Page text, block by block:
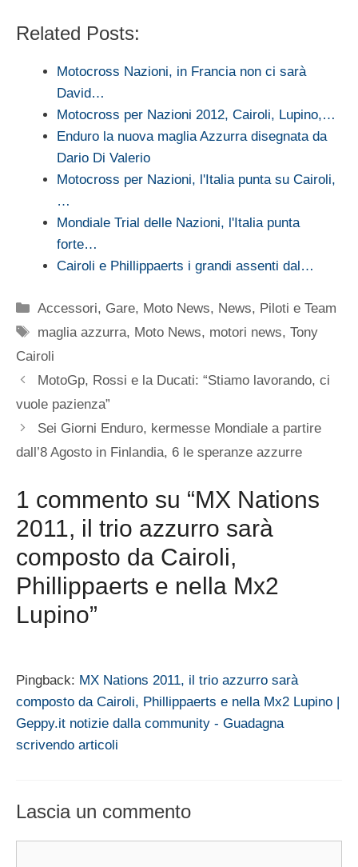
Related Posts:
Motocross Nazioni, in Francia non ci sarà
David…
Motocross per Nazioni 2012, Cairoli, Lupino,…
Enduro la nuova maglia Azzurra disegnata da
Dario Di Valerio
Motocross per Nazioni, l'Italia punta su Cairoli,
…
Mondiale Trial delle Nazioni, l'Italia punta
forte…
Cairoli e Phillippaerts i grandi assenti dal…
Categorie
Accessori, Gare, Moto News, News, Piloti e Team
Tag
maglia azzurra, Moto News, motori news,Tony
Cairoli
MotoGp, Rossi e la Ducati: “Stiamo lavorando, ci
vuole pazienza”
Sei Giorni Enduro, kermesse Mondiale a partire
dall’8 Agosto in Finlandia, 6 le speranze azzurre
1 commento su “MX Nations
2011, il trio azzurro sarà
composto da Cairoli,
Phillippaerts e nella Mx2
Lupino”
Pingback: MX Nations 2011, il trio azzurro sarà
composto da Cairoli, Phillippaerts e nella Mx2 Lupino |
Geppy.it notizie dalla community - Guadagna
scrivendo articoli
Lascia un commento